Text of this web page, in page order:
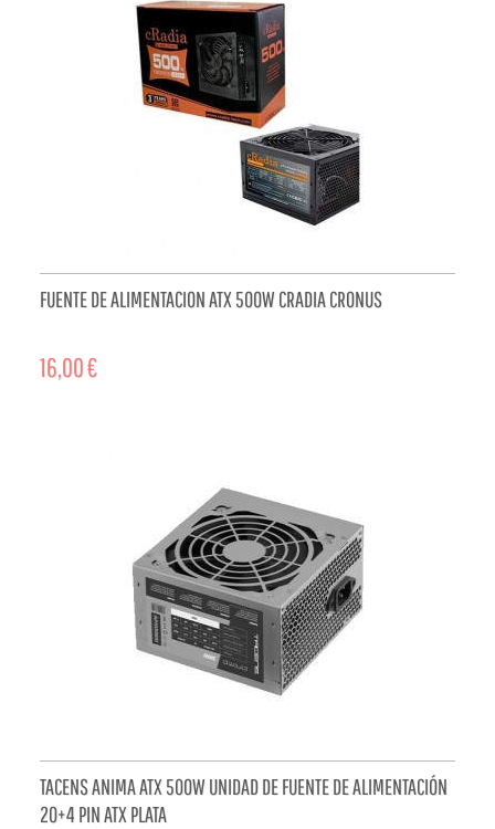
FUENTE DE ALIMENTACION ATX 500W CRADIA CRONUS
16,00 €
TACENS ANIMA ATX 500W UNIDAD DE FUENTE DE ALIMENTACIÓN
20+4 PIN ATX PLATA